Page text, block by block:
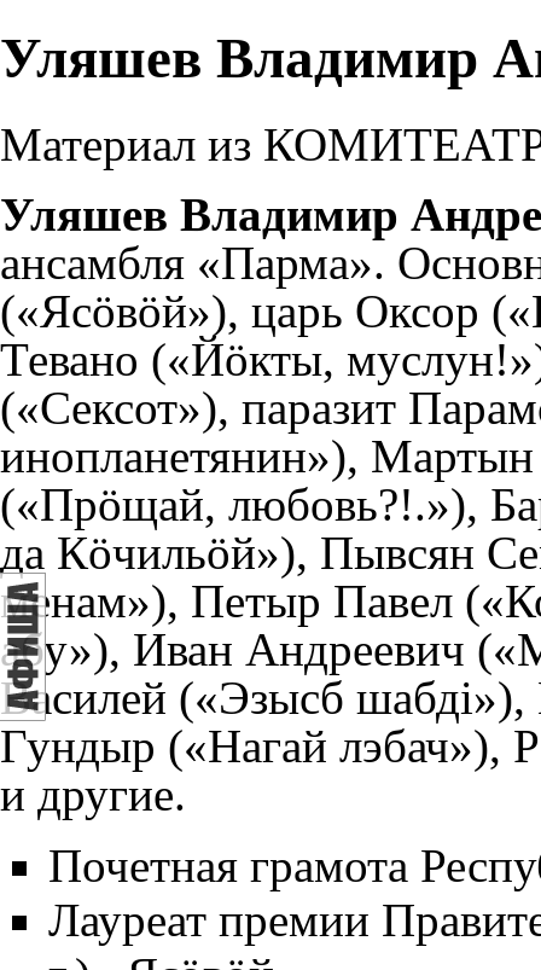
Уляшев Владимир
Материал из
Уляшев Владимир
ансамбля «Парма».
(«Ясöвöй»), царь Оксор
Тевано («Йöкты,
(«Сексот»), паразит
инопланетянин»),
(«Прöщай, любовь?!.»),
да Кöчильöй»), Пывсян
менам»), Петыр Павел
абу»), Иван Андреевич
Василей («Эзысб
Гундыр («Нагай лэбач»),
и другие.
Почетная грамота
Лауреат премии